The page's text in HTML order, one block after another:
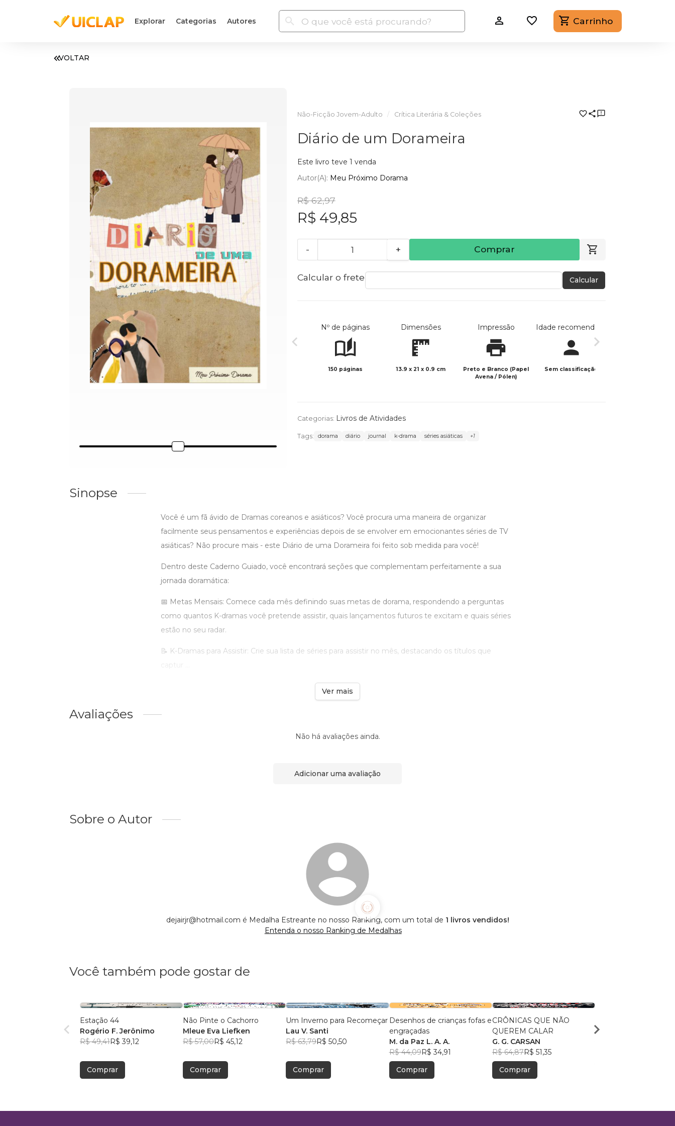
Explorar Categorias Autores Carrinho
VOLTAR
Não-Ficção Jovem-Adulto Crítica Literária & Coleções
Diário de um Dorameira
Este livro teve 1 venda
Autor(a): Meu Próximo Dorama
R$ 62,97
R$ 49,85
- + Comprar
Calcular o frete Calcular
Nº de páginas
150 páginas
Dimensões
13.9 x 21 x 0.9 cm
Impressão
Preto e Branco (Papel
Avena / Pólen)
Idade recomendada
Sem classificação
Categorias: Livros de Atividades
Tags: dorama diário journal k-drama séries asiáticas +1
Sinopse
Você é um fã ávido de Dramas coreanos e asiáticos? Você procura uma maneira de organizar
facilmente seus pensamentos e experiências depois de se envolver em emocionantes séries de TV
asiáticas? Não procure mais - este Diário de uma Dorameira foi feito sob medida para você!
Dentro deste Caderno Guiado, você encontrará seções que complementam perfeitamente a sua
jornada doramática:
📅 Metas Mensais: Comece cada mês definindo suas metas de dorama, respondendo a perguntas
como quantos K-dramas você pretende assistir, quais lançamentos futuros te excitam e quais séries
estão no seu radar.
📝 K-Dramas para Assistir: Crie sua lista de séries para assistir no mês, destacando os títulos que
Ver mais
Avaliações
Não há avaliações ainda.
Adicionar uma avaliação
Sobre o Autor
dejairjr@hotmail.com é Medalha Estreante no nosso Ranking, com um total de 1 livros vendidos!
Entenda o nosso Ranking de Medalhas
Você também pode gostar de
Estação 44
Rogério F. Jerônimo
R$ 49,41R$ 39,12
Comprar
Não Pinte o Cachorro
Mleue Eva Liefken
R$ 57,00R$ 45,12
Comprar
Um Inverno para Recomeçar
Lau V. Santi
R$ 63,79R$ 50,50
Comprar
Desenhos de crianças fofas e
engraçadas
M. da Paz L. A. A.
R$ 44,09R$ 34,91
Comprar
CRÔNICAS QUE NÃO
QUEREM CALAR
G. G. CARSAN
R$ 64,87R$ 51,35
Comprar
Tiago Ferro Pavan